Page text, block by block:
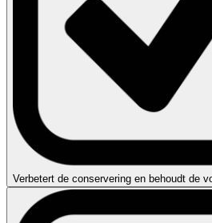
Verbetert de conservering en behoudt de